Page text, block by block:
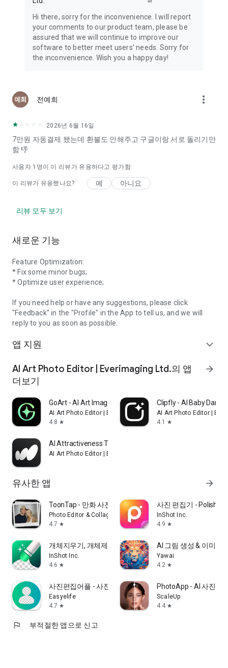
Hi there, sorry for the inconvenience. I will report
your comments to our product team, please be
assured that we will continue to improve our
software to better meet users' needs. Sorry for
the inconvenience. Wish you a happy day!
전예희 more_vert
2026년 6월 16일
7만원 자동결제 됐는데 환불도 안해주고 구글이랑 서로 돌리기만
함 👎
사용자 1명이 이 리뷰가 유용하다고 평가함
이 리뷰가 유용했나요? 예 아니요
리뷰 모두 보기
새로운 기능
Feature Optimization:
* Fix some minor bugs;
* Optimize user experience;
If you need help or have any suggestions, please click
"Feedback" in the "Profile" in the App to tell us, and we will
reply to you as soon as possible.
앱 지원 expand_more
AI Art Photo Editor | Everimaging Ltd.의 앱
더보기
arrow_forward
GoArt - AI Art Image Generator
AI Art Photo Editor | Everimaging Ltd.
4.8 star
Clipfly - AI Baby Dance
AI Art Photo Editor |
4.1
star
AI Attractiveness Test-Facewow
AI Art Photo Editor | Everimaging Ltd.
유사한 앱 arrow_forward
ToonTap - 만화 사진 편집기
Photo Editor & Collage Maker
4.7 star
사진 편집기 - Polish
InShot Inc.
4.9 star
개체지우기, 개체제거&사진편집어플:Pic Retouch
InShot Inc.
4.6 star
AI 그림 생성 & 이미지
Yawai
4.2 star
사진편집어플 - 사진 편집 & 누끼따기
Easyelife
4.7 star
PhotoApp - AI 사진 향
ScaleUp
4.4 star
flag 부적절한 앱으로 신고